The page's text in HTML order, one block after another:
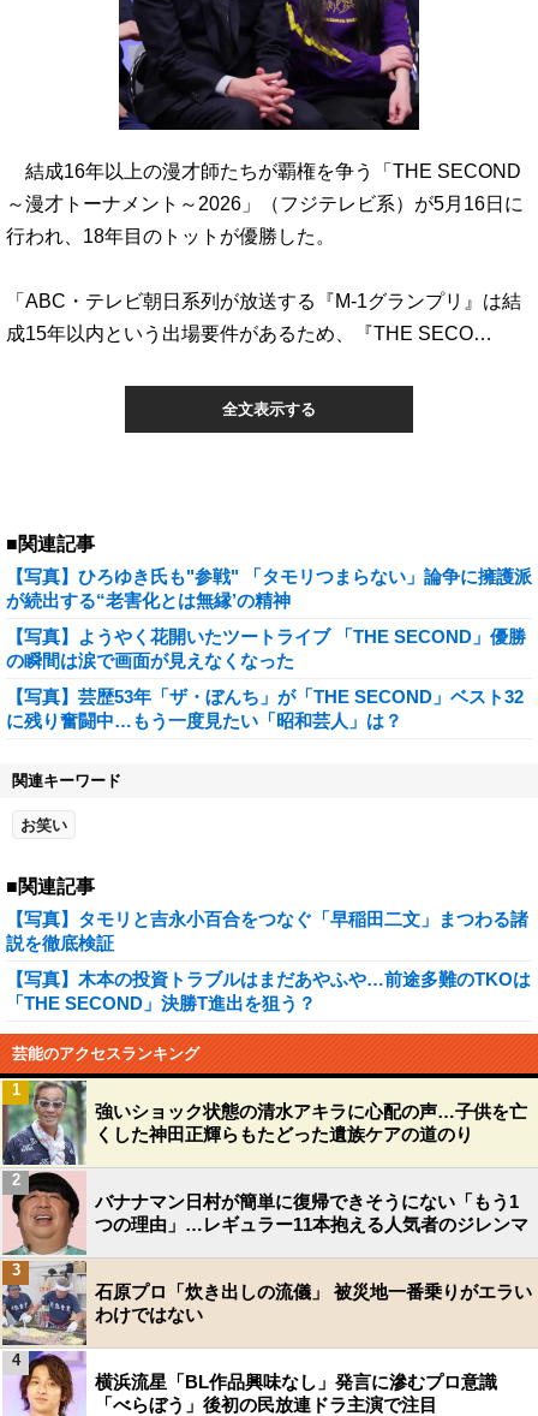
結成16年以上の漫才師たちが覇権を争う「THE SECOND
～漫才トーナメント～2026」（フジテレビ系）が5月16日に
行われ、18年目のトットが優勝した。
「ABC・テレビ朝日系列が放送する『M-1グランプリ』は結
成15年以内という出場要件があるため、『THE SECO…
全文表示する
■関連記事
【写真】ひろゆき氏も"参戦" 「タモリつまらない」論争に擁護派
が続出する“老害化とは無縁’の精神
【写真】ようやく花開いたツートライブ 「THE SECOND」優勝
の瞬間は涙で画面が見えなくなった
【写真】芸歴53年「ザ・ぼんち」が「THE SECOND」ベスト32
に残り奮闘中…もう一度見たい「昭和芸人」は？
関連キーワード
お笑い
■関連記事
【写真】タモリと吉永小百合をつなぐ「早稲田二文」まつわる諸
説を徹底検証
【写真】木本の投資トラブルはまだあやふや…前途多難のTKOは
「THE SECOND」決勝T進出を狙う？
芸能のアクセスランキング
強いショック状態の清水アキラに心配の声…子供を亡
くした神田正輝らもたどった遺族ケアの道のり
1
バナナマン日村が簡単に復帰できそうにない「もう1
つの理由」…レギュラー11本抱える人気者のジレンマ
2
石原プロ「炊き出しの流儀」 被災地一番乗りがエラい
わけではない
3
横浜流星「BL作品興味なし」発言に滲むプロ意識
「べらぼう」後初の民放連ドラ主演で注目
4